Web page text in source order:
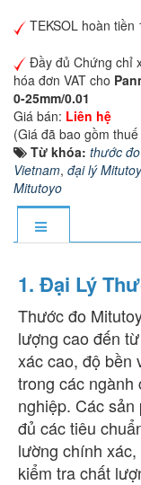
TEKSOL hoàn
Đầy đủ Chứng chỉ
hóa đơn VAT cho
0-25mm/0.01
Giá bán: Liên hệ
(Giá đã bao gồm thuế
Từ khóa: thước
Vietnam, đại lý
Mitutoyo
1. Đại Lý
Thước đo
lượng cao đến
xác cao, độ bền
trong các ngành
nghiệp. Các
đủ các tiêu
lường chính
kiểm tra chất